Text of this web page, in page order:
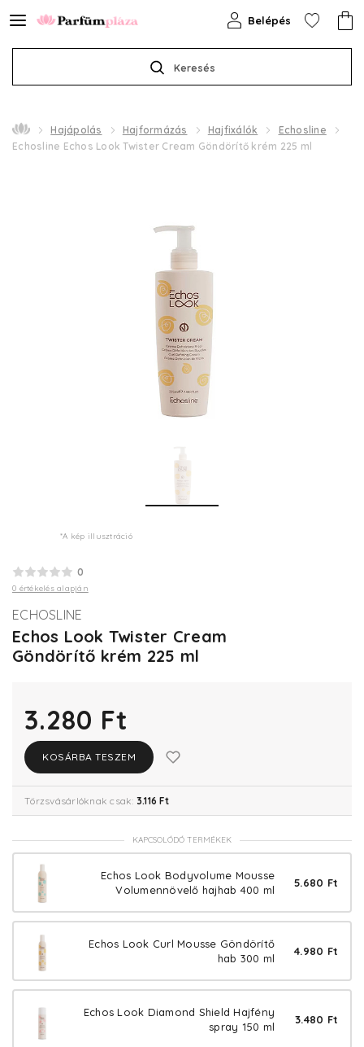
Keresés
Belépés
Hajápolás Hajformázás Hajfixálók
Echosline
Echosline Echos Look Twister Cream Göndörítő krém 225 ml
*A kép illusztráció
0
0 értékelés alapján
ECHOSLINE
Echos Look Twister Cream
Göndörítő krém 225 ml
3.280 Ft
KOSÁRBA TESZEM
Törzsvásárlóknak csak: 3.116 Ft
KAPCSOLÓDÓ TERMÉKEK
Echos Look Bodyvolume Mousse
Volumennövelő hajhab 400 ml
5.680 Ft
Echos Look Curl Mousse Göndörítő
hab 300 ml
4.980 Ft
Echos Look Diamond Shield Hajfény
spray 150 ml
3.480 Ft